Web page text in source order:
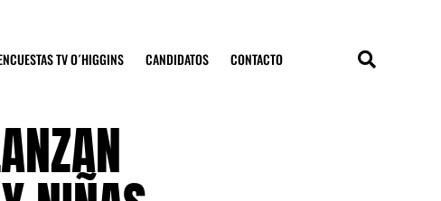
TV O´HIGGINS CANDIDATOS CONTACTO